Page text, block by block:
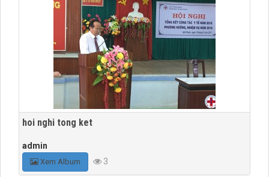
hoi nghi tong ket
admin
Xem Album 3